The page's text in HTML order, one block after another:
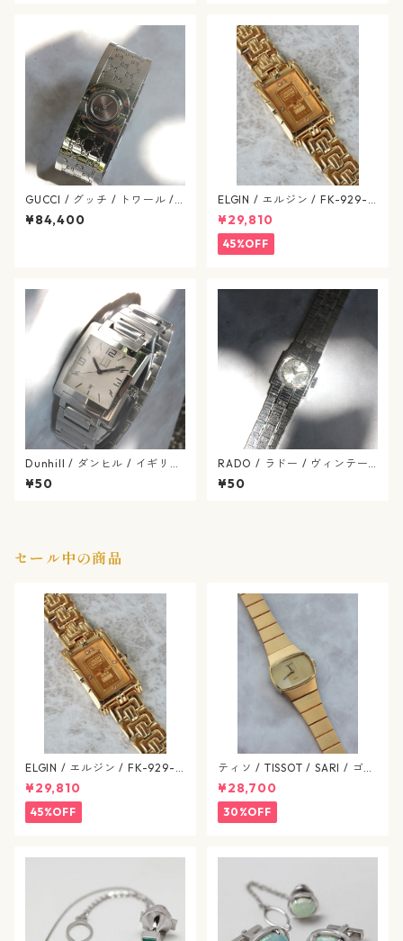
GUCCI / グッチ / トワール /
バングルウォッチ / YA112501
/ クオーツ / SS / リバーシブル
¥84,400
ELGIN / エルジン / FK-929-C
ゴールド / 638-07-elgin
¥29,810
45%OFF
Dunhill / ダンヒル / イギリス
ブランド / スクエア ファセッ
ト ダンヒリオン / クォーツ式
¥50
RADO / ラドー / ヴィンテー
ジ / 手巻き式 / 腕時計 / rado
-553-02
¥50
セール中の商品
ELGIN / エルジン / FK-929-C
ゴールド / 638-07-elgin
¥29,810
45%OFF
ティソ / TISSOT / SARI / ゴー
ルドカラー / 文字盤 SS / 手巻
き式 / 1224-03-tissot
¥28,700
30%OFF